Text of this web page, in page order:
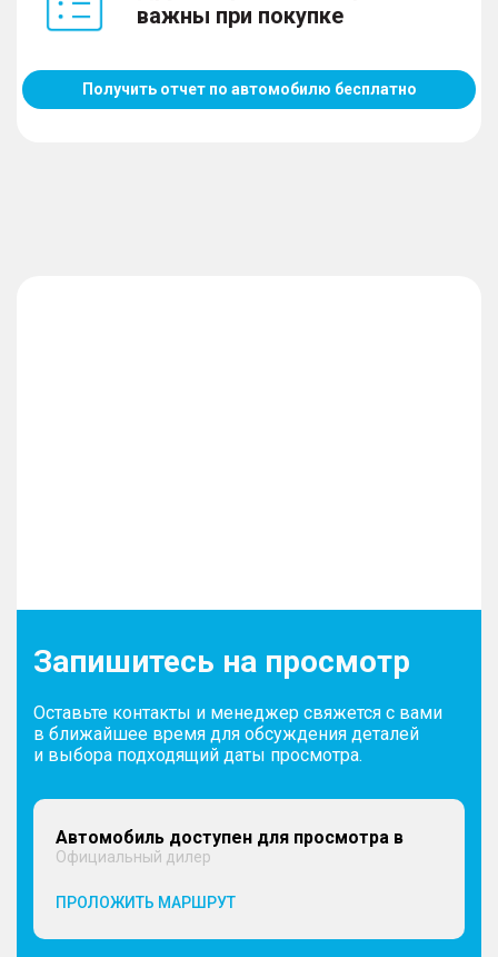
важны при покупке
Получить отчет по автомобилю бесплатно
Запишитесь на просмотр
Оставьте контакты и менеджер свяжется с вами
в ближайшее время для обсуждения деталей
и выбора подходящий даты просмотра.
Автомобиль доступен для просмотра в
Официальный дилер
ПРОЛОЖИТЬ МАРШРУТ